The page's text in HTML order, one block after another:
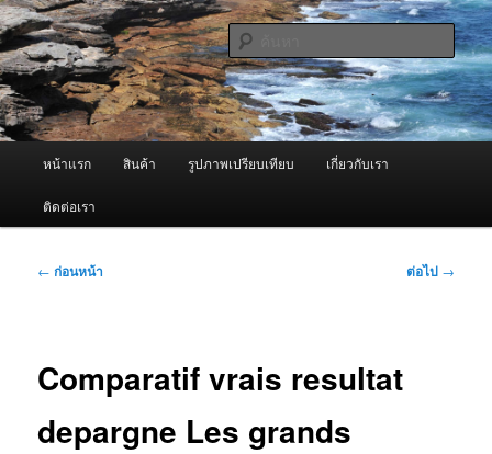
ข้าม
ไป
ยัง
เนื้อหา
หลัก ผู้นำเข้าเครื่องพ่นหมอกควัน Best
Fogger / Fogger One และ อะไหล่
จำหน่ายเครื่องพ่นหมอกควัน คุณภาพดี บริการด้วยความจริงใจ
ค้นหา
หน้าแรก สินค้า รูปภาพเปรียบเทียบ เกี่ยวกับเรา
ติดต่อเรา
เมนู
← ก่อนหน้า ต่อไป →
Comparatif vrais resultat
depargne Les grands